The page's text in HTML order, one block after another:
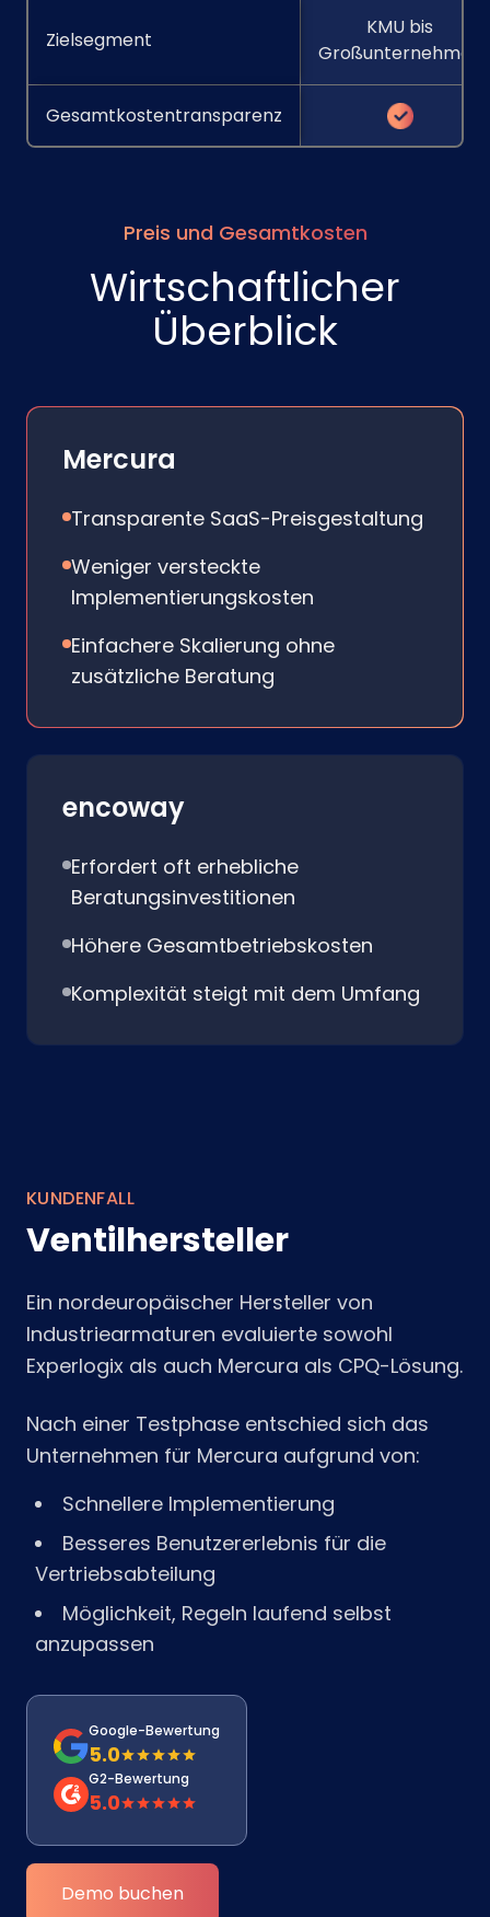
Zielsegment
KMU bis
Großunternehmen
Gesamtkostentransparenz
Preis und Gesamtkosten
Wirtschaftlicher
Überblick
Mercura
Transparente SaaS-Preisgestaltung
Weniger versteckte
Implementierungskosten
Einfachere Skalierung ohne
zusätzliche Beratung
encoway
Erfordert oft erhebliche
Beratungsinvestitionen
Höhere Gesamtbetriebskosten
Komplexität steigt mit dem Umfang
KUNDENFALL
Ventilhersteller
Ein nordeuropäischer Hersteller von
Industriearmaturen evaluierte sowohl
Experlogix als auch Mercura als CPQ-Lösung.
Nach einer Testphase entschied sich das
Unternehmen für Mercura aufgrund von:
Schnellere Implementierung
Besseres Benutzererlebnis für die
Vertriebsabteilung
Möglichkeit, Regeln laufend selbst
anzupassen
Google-Bewertung
5.0
G2-Bewertung
5.0
Demo buchen